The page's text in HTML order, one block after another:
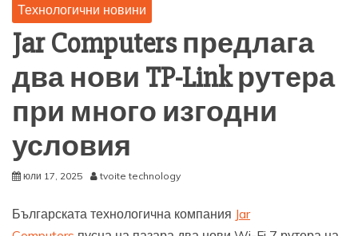
Технологични новини
Jar Computers предлага
два нови TP-Link рутера
при много изгодни
условия
юли 17, 2025 tvoite technology
Българската технологична компания Jar